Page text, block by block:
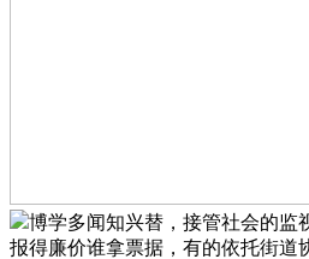
博学多闻知兴替，接管社会的监
报得廉价谁拿票据，有的依托街道